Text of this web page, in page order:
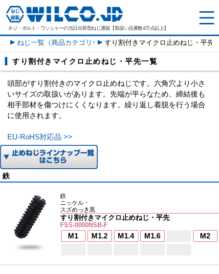
ネジ・ボルト・ワッシャーの当日出荷型ねじ通販【取扱い品番数4万点以上】
ねじ一覧（商品カテゴリー）すり割付きマイクロ止めねじ・平先
すり割付きマイクロ止めねじ・平先一覧
頭部がすり割付きのマイクロ止めねじです。六角穴より小さ
いサイズの取扱いがあります。先端が平らなため、締結後も
相手部材を傷つけにくくなります。繰り返し着脱を行う場合
に使用されます。
EU-RoHS対応品 >>
鉄
鉄
ニッケル・
スズめっき黒
すり割付きマイクロ止めねじ・平先
FSS-0000NSB-F
M1 M1.2 M1.4 M1.6 M2